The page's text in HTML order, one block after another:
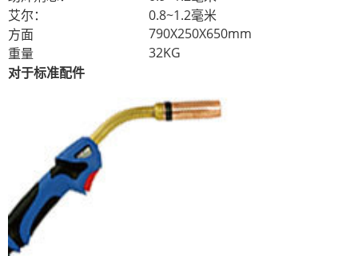
艾尔：
0.8~1.2毫米
方面
790X250X650mm
重量
32KG
对于标准配件